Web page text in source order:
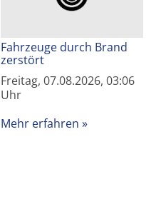
Fahrzeuge durch Brand
zerstört
Freitag, 07.08.2026, 03:06
Uhr
Mehr erfahren